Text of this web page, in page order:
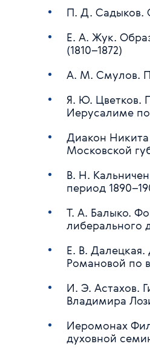
П. Д. Садыков.
Е. А. Жук.
(1810–1872)
А. М. Смулов.
Я. Ю. Цветков.
Иерусалиме
Диакон Никита
Московской
В. Н.
период
Т. А. Балыко.
либерального
Е. В. Далецкая.
Романовой по
И. Э. Астахов.
Владимира
Иеромонах
духовной